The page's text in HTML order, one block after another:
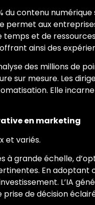
du contenu
aux
et de
ainsi des
des millions de
sur mesure. Les
Elle
en marketing
et variés.
à grande échelle,
En
L’IA
de décision